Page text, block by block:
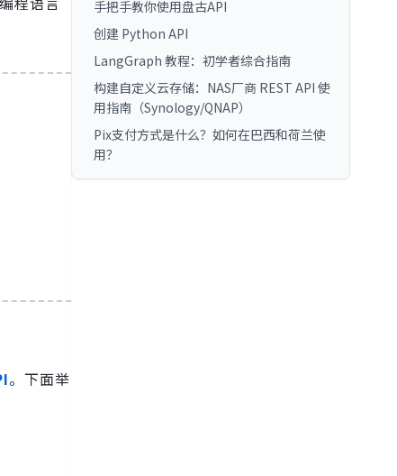
。下面举
手把手教你使用盘古API
创建 Python API
LangGraph 教程：初学者综合指南
构建自定义云存储：NAS厂商 REST API 使
用指南（Synology/QNAP）
Pix支付方式是什么？如何在巴西和荷兰使
用？